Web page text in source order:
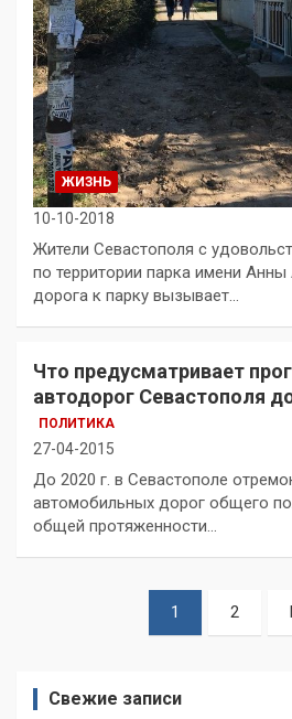
ЖИЗНЬ
10-10-2018
Жители Севастополя с
по территории парка имени
дорога к парку вызывает…
Что предусматривает
автодорог Севастополя
ПОЛИТИКА
27-04-2015
До 2020 г. в Севастополе
автомобильных дорог общего
общей протяженности…
1 2
Свежие записи